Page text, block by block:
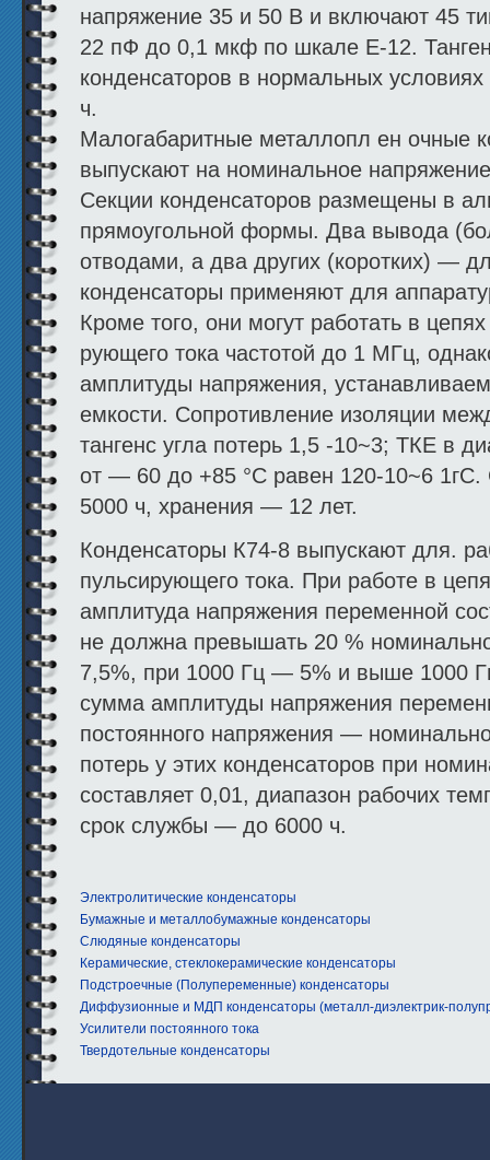
напряжение 35 и 50 В и включают 45
22 пФ до 0,1 мкф по шкале Е-12.
конденсаторов в нормальных
ч.
Малогабаритные металлопл ен очные
выпускают на номинальное
Секции конденсаторов размещены в
прямоугольной формы. Два вывода
отводами, а два других (коротких) —
конденсаторы применяют для
Кроме того, они могут работать в
рующего тока частотой до 1 МГц,
амплитуды напряжения,
емкости. Сопротивление изоляции
тангенс угла потерь 1,5 -10~3; ТКЕ в
от — 60 до +85 °С равен 120-10~6 1гС.
5000 ч, хранения — 12 лет.
Конденсаторы К74-8 выпускают для.
пульсирующего тока. При работе в
амплитуда напряжения переменной
не должна превышать 20 %
7,5%, при 1000 Гц — 5% и выше 1000
сумма амплитуды напряжения
постоянного напряжения —
потерь у этих конденсаторов при
составляет 0,01, диапазон рабочих
срок службы — до 6000 ч.
Электролитические конденсаторы
Бумажные и металлобумажные конденсаторы
Слюдяные конденсаторы
Керамические, стеклокерамические конденсаторы
Подстроечные (Полупеременные) конденсаторы
Диффузионные и МДП конденсаторы (металл-диэлектрик-
Усилители постоянного тока
Твердотельные конденсаторы